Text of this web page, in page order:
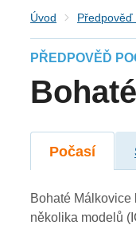
Úvod Předpověď
PŘEDPOVĚĎ
Počasí
Bohaté
několika modelů